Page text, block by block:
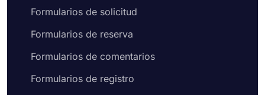
Formularios de solicitud
Formularios de reserva
Formularios de comentarios
Formularios de registro